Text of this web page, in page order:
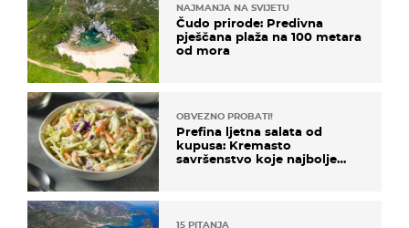
NAJMANJA NA SVIJETU
Čudo prirode: Predivna
pješčana plaža na 100 metara
od mora
OBVEZNO PROBATI!
Prefina ljetna salata od
kupusa: Kremasto
savršenstvo koje najbolje
15 PITANJA